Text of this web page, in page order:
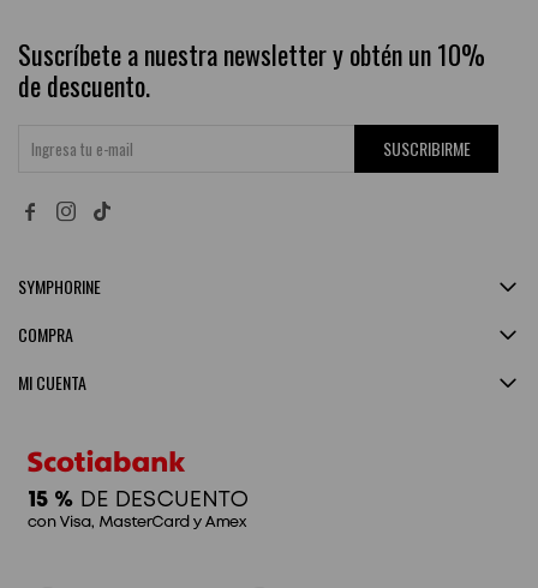
Suscríbete a nuestra newsletter y obtén un 10%
de descuento.
SUSCRIBIRME
 
SYMPHORINE
MI CUENTA
COMPRA